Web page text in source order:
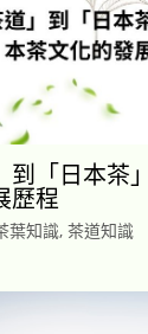
到「日本茶
歷程
葉知識, 茶道知識